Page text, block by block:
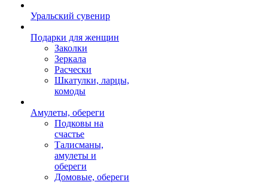
Уральский сувенир
Подарки для женщин
Заколки
Зеркала
Расчески
Шкатулки, ларцы,
комоды
Амулеты, обереги
Подковы на
счастье
Талисманы,
амулеты и
обереги
Домовые, обереги